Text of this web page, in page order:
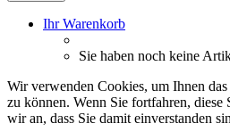
Ihr Warenkorb
Sie haben noch keine
Wir verwenden Cookies, um Ihnen
zu können. Wenn Sie fortfahren, diese
wir an, dass Sie damit einverstanden